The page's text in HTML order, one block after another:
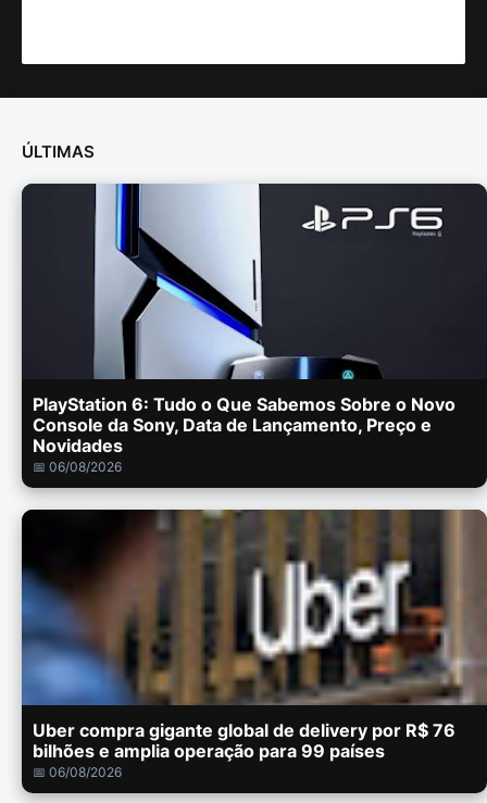
ÚLTIMAS
PlayStation 6: Tudo o Que Sabemos Sobre o Novo
Console da Sony, Data de Lançamento, Preço e
Novidades
📅 06/08/2026
Uber compra gigante global de delivery por R$ 76
bilhões e amplia operação para 99 países
📅 06/08/2026